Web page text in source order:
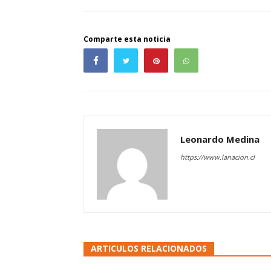
Comparte esta noticia
Leonardo Medina
https://www.lanacion.cl
ARTICULOS RELACIONADOS